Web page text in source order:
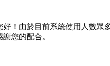
好！由於目前系統使用人數眾
您的配合。